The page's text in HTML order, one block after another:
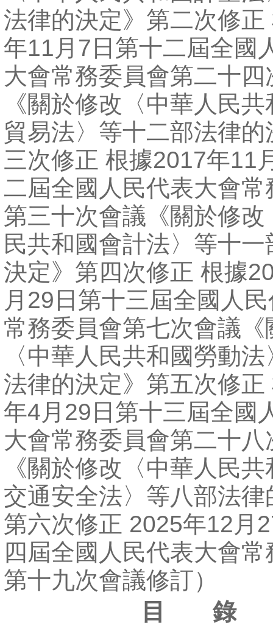
法律的決定》第二次修
年11月7日第十二屆全國
大會常務委員會第二十四
《關於修改〈中華人民
貿易法〉等十二部法律的
三次修正 根據2017年11
二屆全國人民代表大會常
第三十次會議《關於修改
民共和國會計法〉等十
決定》第四次修正 根據
月29日第十三屆全國人
常務委員會第七次會議《
〈中華人民共和國勞動
法律的決定》第五次修
年4月29日第十三屆全國
大會常務委員會第二十八
《關於修改〈中華人民
交通安全法〉等八部法律
第六次修正 2025年12月
四屆全國人民代表大會
第十九次會議修訂）
目 錄